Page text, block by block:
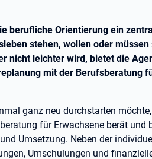
berufliche Orientierung ein
stehen, wollen oder müssen
nicht leichter wird, bietet die
mit der Berufsberatung
ganz neu durchstarten
für Erwachsene berät und
Umsetzung. Neben der
Umschulungen und